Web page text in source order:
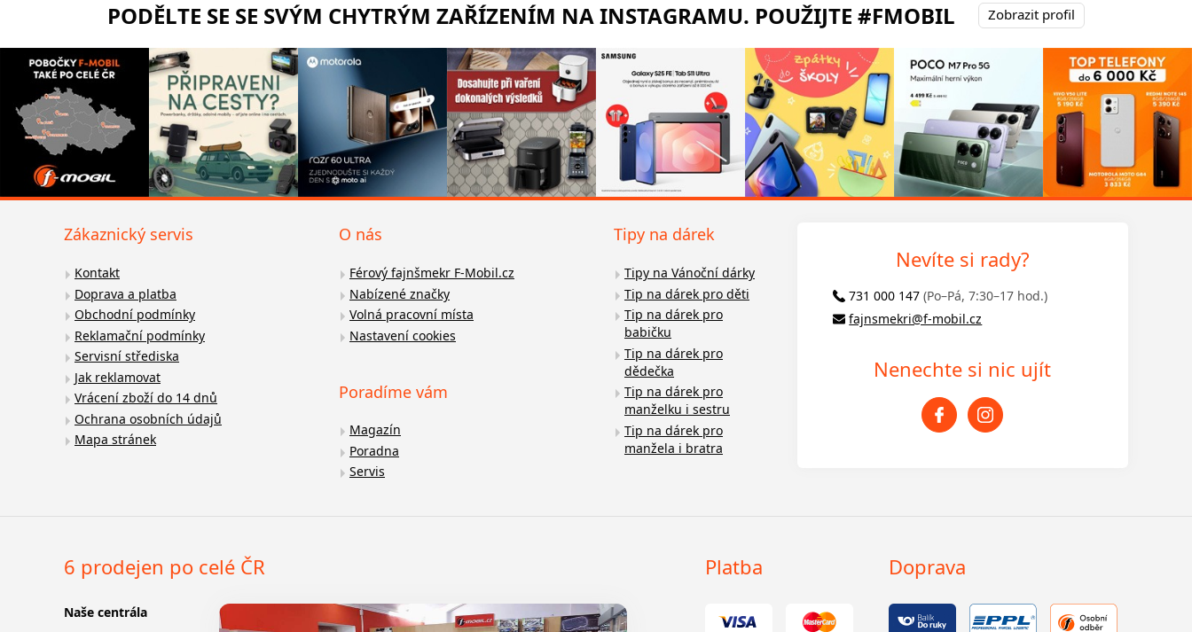
PODĚLTE SE SE SVÝM CHYTRÝM ZAŘÍZENÍM NA INSTAGRAMU. POUŽIJTE #FMOBIL Zobrazit profil
Zákaznický servis
Kontakt
Doprava a platba
Obchodní podmínky
Reklamační podmínky
Servisní střediska
Jak reklamovat
Vrácení zboží do 14 dnů
Ochrana osobních údajů
Mapa stránek
O nás
Férový fajnšmekr F-Mobil.cz
Nabízené značky
Volná pracovní místa
Nastavení cookies
Poradíme vám
Magazín
Poradna
Servis
Tipy na dárek
Tipy na Vánoční dárky
Tip na dárek pro děti
Tip na dárek pro
babičku
Tip na dárek pro
dědečka
Tip na dárek pro
manželku i sestru
Tip na dárek pro
manžela i bratra
Nevíte si rady?
731 000 147 (Po–Pá, 7:30–17 hod.)
fajnsmekri@f-mobil.cz
Nenechte si nic ujít
6 prodejen po celé ČR
Naše centrála
Platba Doprava